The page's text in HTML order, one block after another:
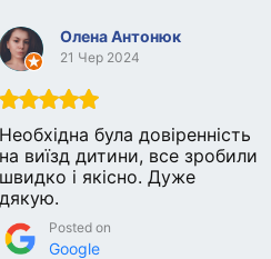
Олена Антонюк
21 Чер 2024
Необхідна була довіренність
на виїзд дитини, все зробили
швидко і якісно. Дуже
дякую.
Posted on
Google